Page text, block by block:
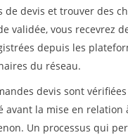
de devis et trouver des
validée, vous recevrez
depuis les
du réseau.
devis sont
avant la mise en relation
Un processus qui